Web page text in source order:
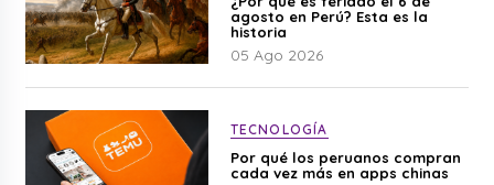
agosto en Perú? Esta es la
historia
05 Ago 2026
TECNOLOGÍA
Por qué los peruanos compran
cada vez más en apps chinas